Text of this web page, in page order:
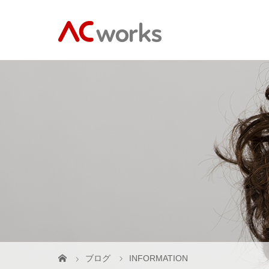
ブログ INFORMATION